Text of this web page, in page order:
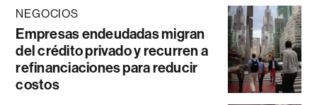
NEGOCIOS
Empresas endeudadas migran
del crédito privado y recurren a
refinanciaciones para reducir
costos